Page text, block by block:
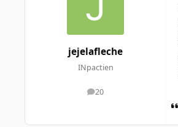
jejelafleche
INpactien
20
messages